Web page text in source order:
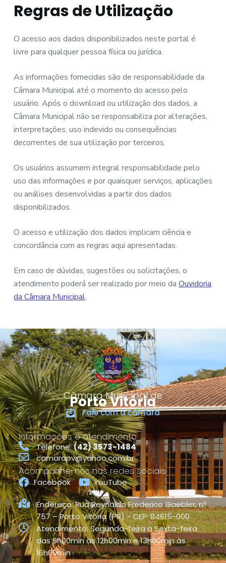
Regras de Utilização
O acesso aos dados disponibilizados neste portal é
livre para qualquer pessoa física ou jurídica.
As informações fornecidas são de responsabilidade da
Câmara Municipal até o momento do acesso pelo
usuário. Após o download ou utilização dos dados, a
Câmara Municipal não se responsabiliza por alterações,
interpretações, uso indevido ou consequências
decorrentes de sua utilização por terceiros.
Os usuários assumem integral responsabilidade pelo
uso das informações e por quaisquer serviços, aplicações
ou análises desenvolvidas a partir dos dados
disponibilizados.
O acesso e utilização dos dados implicam ciência e
concordância com as regras aqui apresentadas.
Em caso de dúvidas, sugestões ou solicitações, o
atendimento poderá ser realizado por meio da Ouvidoria
da Câmara Municipal.
Câmara Municipal de
Porto Vitória
Fale com a câmara
Informações e atendimento
Telefone:(42) 3573-1484
camarapv@yahoo.com.br
Acompanhe-nos nas redes sociais
Facebook YouTube
Endereço: Rua Reynaldo Frederico Gaebler, nº
757 – Porto Vitória (PR) - CEP: 84615-000
Atendimento: Segunda-feira à Sexta-feira
das 9h00min às 12h00min e 13h00min às
16h00min